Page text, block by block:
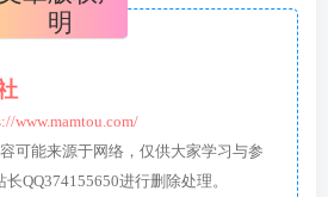
明
www.mamtou.com/
可能来源于网络，仅供大家学习与参
QQ374155650进行删除处理。